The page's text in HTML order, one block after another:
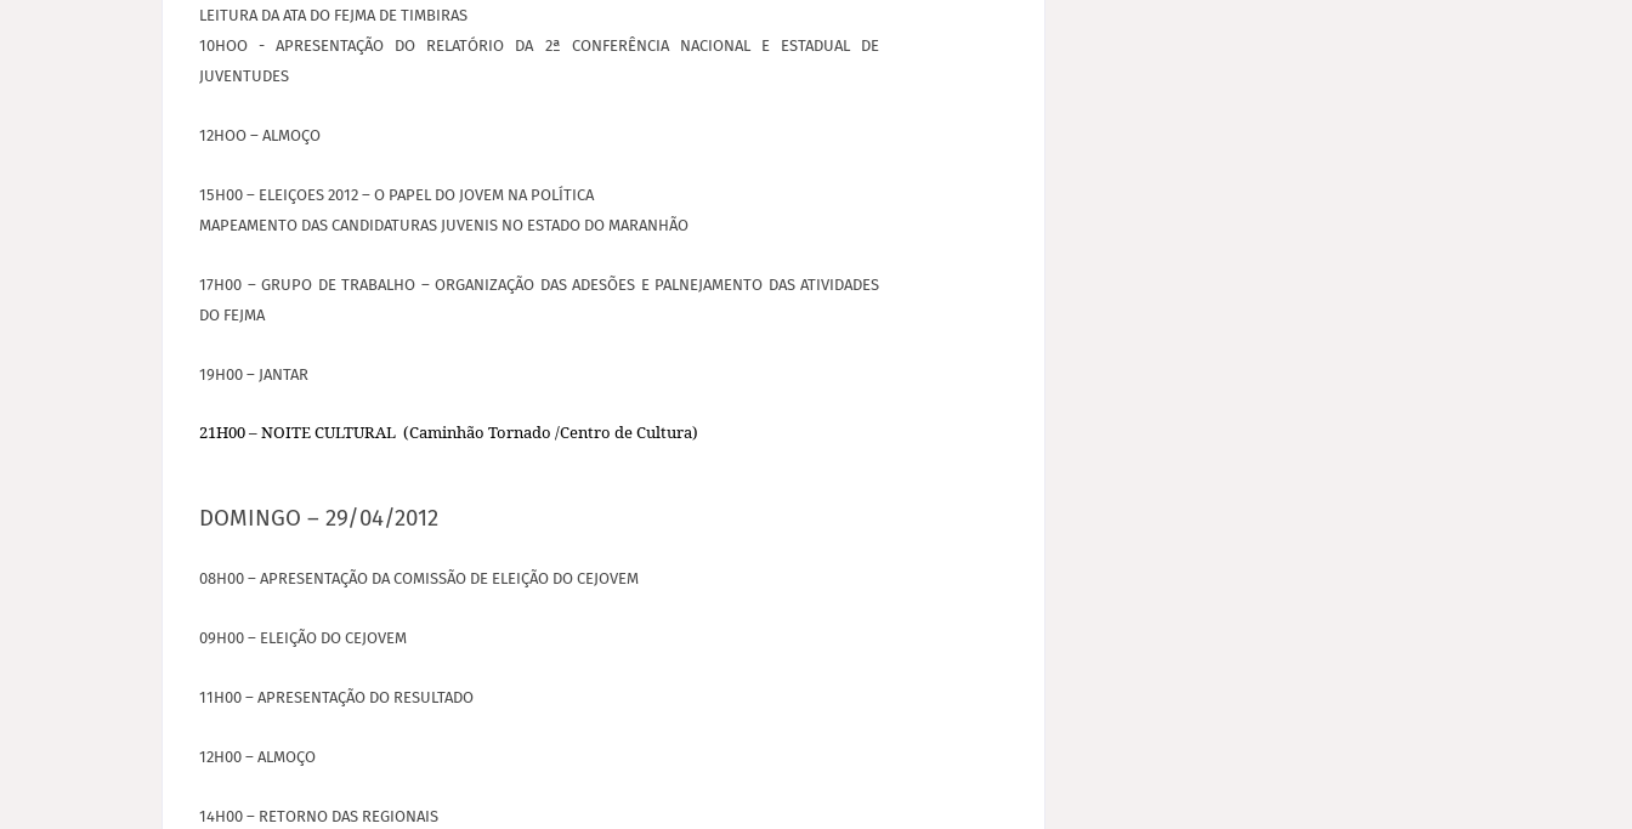
LEITURA DA ATA DO FEJMA DE TIMBIRAS
10HOO - APRESENTAÇÃO DO RELATÓRIO DA 2ª CONFERÊNCIA NACIONAL E ESTADUAL DE
JUVENTUDES
12HOO – ALMOÇO
15H00 – ELEIÇOES 2012 – O PAPEL DO JOVEM NA POLÍTICA
MAPEAMENTO DAS CANDIDATURAS JUVENIS NO ESTADO DO MARANHÃO
17H00 – GRUPO DE TRABALHO – ORGANIZAÇÃO DAS ADESÕES E PALNEJAMENTO DAS ATIVIDADES
DO FEJMA
19H00 – JANTAR
21H00 – NOITE CULTURAL (Caminhão Tornado /Centro de Cultura)
DOMINGO – 29/04/2012
08H00 – APRESENTAÇÃO DA COMISSÃO DE ELEIÇÃO DO CEJOVEM
09H00 – ELEIÇÃO DO CEJOVEM
11H00 – APRESENTAÇÃO DO RESULTADO
12H00 – ALMOÇO
14H00 – RETORNO DAS REGIONAIS